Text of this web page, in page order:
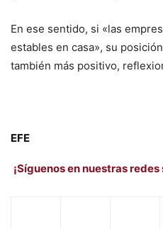
En ese sentido, si «las
estables en casa», su
también más positivo,
EFE
¡Síguenos en nuestras